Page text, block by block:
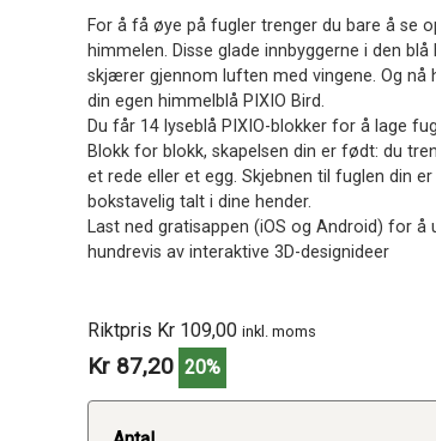
For å få øye på fugler trenger du bare å se
himmelen. Disse glade innbyggerne i den blå
skjærer gjennom luften med vingene. Og nå
din egen himmelblå PIXIO Bird.
Du får 14 lyseblå PIXIO-blokker for å lage
Blokk for blokk, skapelsen din er født: du
et rede eller et egg. Skjebnen til fuglen din er
bokstavelig talt i dine hender.
Last ned gratisappen (iOS og Android) for å
hundrevis av interaktive 3D-designideer
Riktpris Kr 109,00 inkl. moms
Kr 87,20 20%